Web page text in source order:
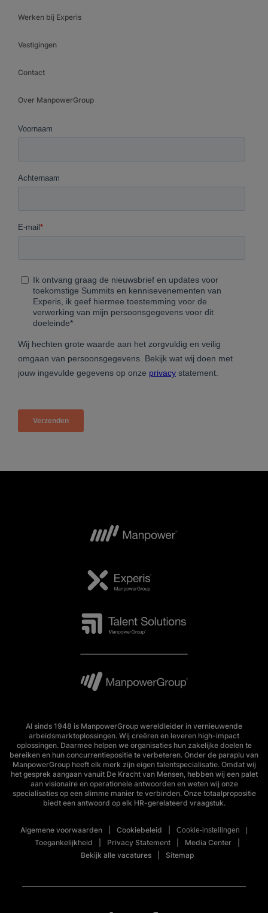
Werken bij Experis
Vestigingen
Contact
Over ManpowerGroup
Al sinds 1948 is ManpowerGroup wereldleider in vernieuwende
arbeidsmarktoplossingen. Wij creëren en leveren high-impact
oplossingen. Daarmee helpen we organisaties hun zakelijke doelen te
bereiken en hun concurrentiepositie te verbeteren. Onder de paraplu van
ManpowerGroup heeft elk merk zijn eigen talentspecialisatie. Omdat wij
het gesprek aangaan vanuit De Kracht van Mensen, hebben wij een palet
aan visionaire en operationele antwoorden en weten wij onze
specialisaties op een slimme manier te verbinden. Onze totaalpropositie
biedt een antwoord op elk HR-gerelateerd vraagstuk.
Algemene voorwaarden Cookiebeleid Cookie-instellingen
Toegankelijkheid Privacy Statement
Media Center
Bekijk alle vacatures
Sitemap